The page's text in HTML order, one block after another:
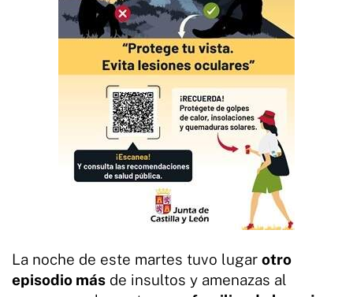
La noche de este martes tuvo lugar otro
episodio más de insultos y amenazas al